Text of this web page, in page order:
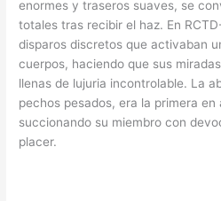
enormes y traseros suaves, se
totales tras recibir el haz. En
disparos discretos que activaban
cuerpos, haciendo que sus
llenas de lujuria incontrolable. La
pechos pesados, era la primera en
succionando su miembro con
placer.